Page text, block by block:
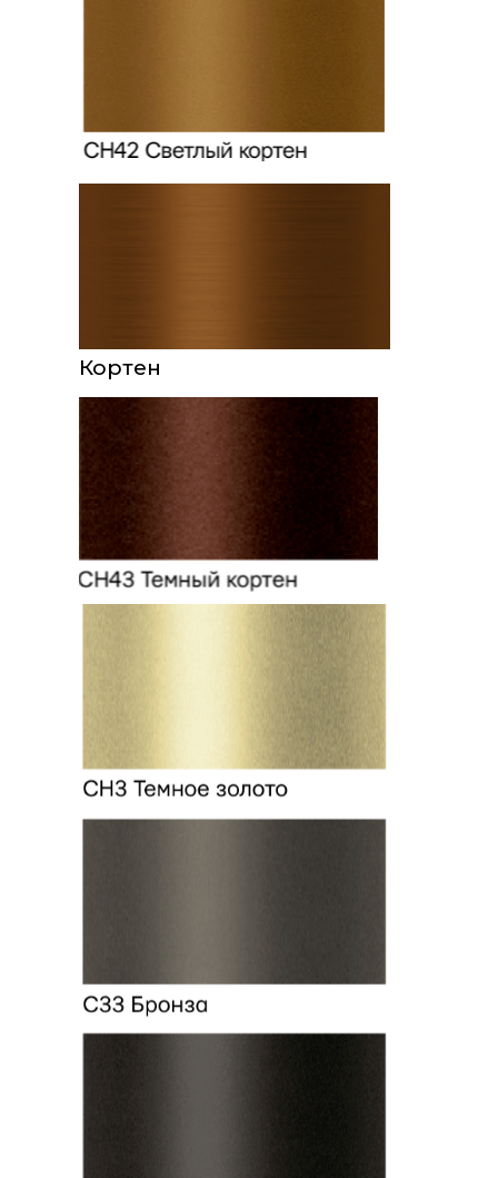
Кортен